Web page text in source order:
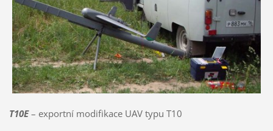
T10E– exportní modifikace UAV typu T10